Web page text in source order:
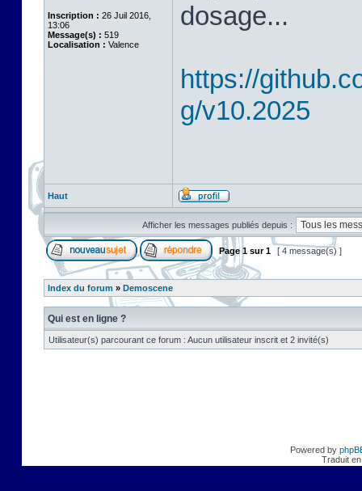
Inscription : 26 Juil 2016,
13:06
Message(s) : 519
Localisation : Valence
dosage...
https://
g/v10.2025
Haut
Afficher les messages publiés depuis :
Page 1 sur1 [ 4 message(s) ]
Index du forum » Demoscene
Qui est en ligne ?
Utilisateur(s) parcourant ce forum : Aucun utilisateur inscrit et 2 invité(s)
Powered by
Traduit